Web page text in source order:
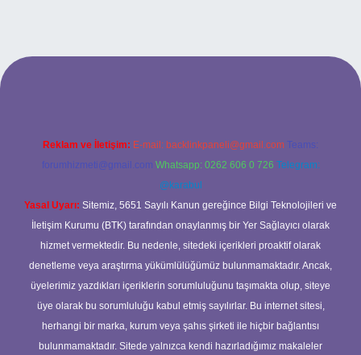
giriş adresi
Reklam ve İletişim: E-mail: backlinkpaneli@gmail.com Teams:
forumhizmeti@gmail.com Whatsapp: 0262 606 0 726 Telegram:
@karabul
Yasal Uyarı: Sitemiz, 5651 Sayılı Kanun gereğince Bilgi Teknolojileri ve
İletişim Kurumu (BTK) tarafından onaylanmış bir Yer Sağlayıcı olarak
hizmet vermektedir. Bu nedenle, sitedeki içerikleri proaktif olarak
denetleme veya araştırma yükümlülüğümüz bulunmamaktadır. Ancak,
üyelerimiz yazdıkları içeriklerin sorumluluğunu taşımakta olup, siteye
üye olarak bu sorumluluğu kabul etmiş sayılırlar. Bu internet sitesi,
herhangi bir marka, kurum veya şahıs şirketi ile hiçbir bağlantısı
bulunmamaktadır. Sitede yalnızca kendi hazırladığımız makaleler